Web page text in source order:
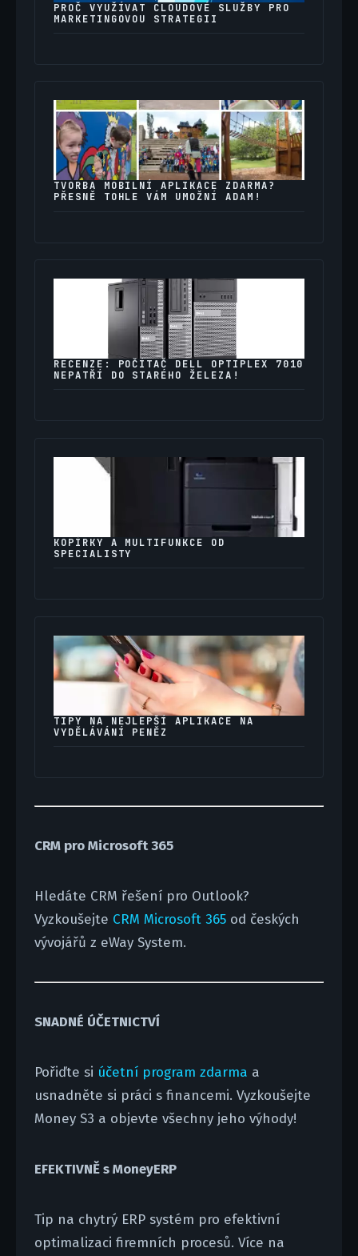
PROČ VYUŽÍVAT CLOUDOVÉ SLUŽBY PRO
MARKETINGOVOU STRATEGII
TVORBA MOBILNÍ APLIKACE ZDARMA?
PŘESNĚ TOHLE VÁM UMOŽNÍ ADAM!
RECENZE: POČÍTAČ DELL OPTIPLEX 7010
NEPATŘÍ DO STARÉHO ŽELEZA!
KOPÍRKY A MULTIFUNKCE OD
SPECIALISTY
TIPY NA NEJLEPŠÍ APLIKACE NA
VYDĚLÁVÁNÍ PENĚZ
CRM pro Microsoft 365
Hledáte CRM řešení pro Outlook?
Vyzkoušejte CRM Microsoft 365od českých
vývojářů z eWay System.
SNADNÉ ÚČETNICTVÍ
Pořiďte si účetní program zdarma a
usnadněte si práci s financemi. Vyzkoušejte
Money S3 a objevte všechny jeho výhody!
EFEKTIVNĚ s MoneyERP
Tip na chytrý ERP systém pro efektivní
optimalizaci firemních procesů. Více na